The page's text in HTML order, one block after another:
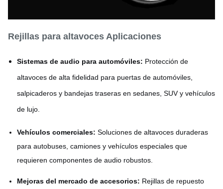
Rejillas para altavoces Aplicaciones
Sistemas de audio para automóviles: Protección de
altavoces de alta fidelidad para puertas de automóviles,
salpicaderos y bandejas traseras en sedanes, SUV y vehículos
de lujo.
Vehículos comerciales: Soluciones de altavoces duraderas
para autobuses, camiones y vehículos especiales que
requieren componentes de audio robustos.
Mejoras del mercado de accesorios: Rejillas de repuesto